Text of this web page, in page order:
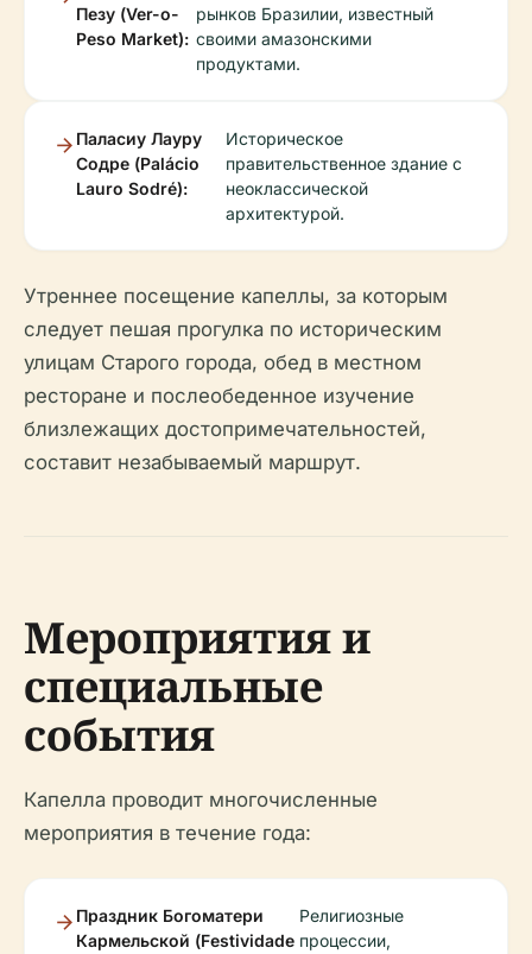
Пезу (Ver-o-
Peso Market):
рынков Бразилии, известный
своими амазонскими
продуктами.
Паласиу Лауру
Содре (Palácio
Lauro Sodré):
Историческое
правительственное здание с
неоклассической
архитектурой.
Утреннее посещение капеллы, за которым
следует пешая прогулка по историческим
улицам Старого города, обед в местном
ресторане и послеобеденное изучение
близлежащих достопримечательностей,
составит незабываемый маршрут.
Мероприятия и
специальные
события
Капелла проводит многочисленные
мероприятия в течение года:
Праздник Богоматери
Кармельской (Festividade
Религиозные
процессии,